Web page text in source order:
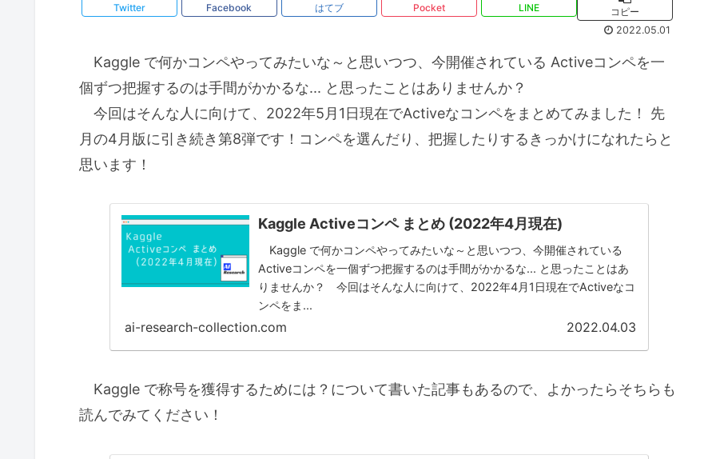
Twitter Facebook はてブ Pocket LINE
コピー
2022.05.01
Kaggle で何かコンペやってみたいな～と思いつつ、今開催されている Activeコンペを一
個ずつ把握するのは手間がかかるな... と思ったことはありませんか？
今回はそんな人に向けて、2022年5月1日現在でActiveなコンペをまとめてみました！ 先
月の4月版に引き続き第8弾です！コンペを選んだり、把握したりするきっかけになれたらと
思います！
Kaggle Activeコンペ まとめ (2022年4月現在)
Kaggle で何かコンペやってみたいな～と思いつつ、今開催されている
Activeコンペを一個ずつ把握するのは手間がかかるな... と思ったことはあ
りませんか？ 今回はそんな人に向けて、2022年4月1日現在でActiveなコ
ンペをま...
ai-research-collection.com 2022.04.03
Kaggle で称号を獲得するためには？について書いた記事もあるので、よかったらそちらも
読んでみてください！